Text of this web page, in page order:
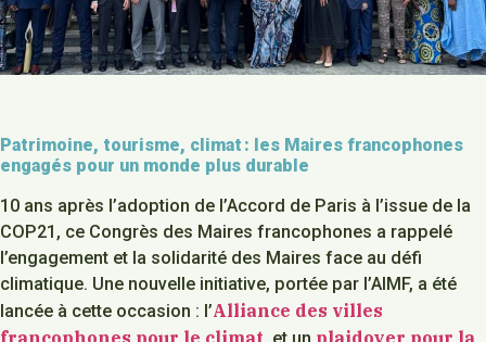
Patrimoine, tourisme, climat : les Maires francophones
engagés pour un monde plus durable
10 ans après l’adoption de l’Accord de Paris à l’issue de la
COP21, ce Congrès des Maires francophones a rappelé
l’engagement et la solidarité des Maires face au défi
climatique. Une nouvelle initiative, portée par l’AIMF, a été
lancée à cette occasion : l’Alliance des villes
francophones pour le climat, et un plaidoyer pour la